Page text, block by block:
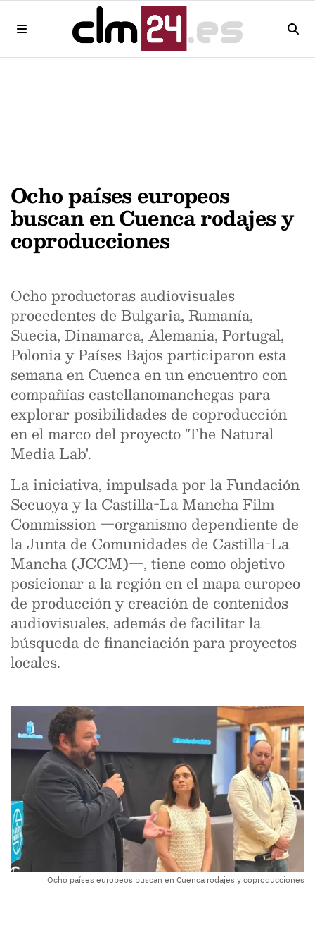
Ocho países europeos
buscan en Cuenca rodajes y
coproducciones
Ocho productoras audiovisuales
procedentes de Bulgaria, Rumanía,
Suecia, Dinamarca, Alemania, Portugal,
Polonia y Países Bajos participaron esta
semana en Cuenca en un encuentro con
compañías castellanomanchegas para
explorar posibilidades de coproducción
en el marco del proyecto 'The Natural
Media Lab'.
La iniciativa, impulsada por la Fundación
Secuoya y la Castilla-La Mancha Film
Commission —organismo dependiente de
la Junta de Comunidades de Castilla-La
Mancha (JCCM)—, tiene como objetivo
posicionar a la región en el mapa europeo
de producción y creación de contenidos
audiovisuales, además de facilitar la
búsqueda de financiación para proyectos
locales.
Ocho países europeos buscan en Cuenca rodajes y coproducciones